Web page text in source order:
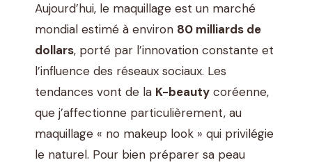
Aujourd’hui, le maquillage est un marché
mondial estimé à environ 80 milliards de
dollars, porté par l’innovation constante et
l’influence des réseaux sociaux. Les
tendances vont de la K-beauty coréenne,
que j’affectionne particulièrement, au
maquillage « no makeup look » qui privilégie
le naturel. Pour bien préparer sa peau